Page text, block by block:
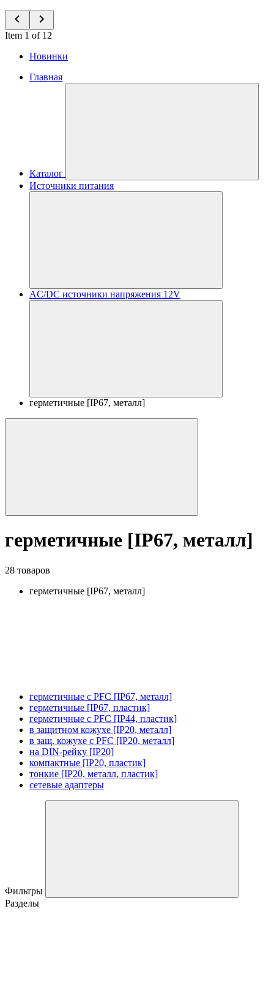
Item 1 of 12
Новинки
Главная
Каталог
Источники питания
AC/DC источники напряжения 12V
герметичные [IP67, металл]
герметичные [IP67, металл]
28 товаров
герметичные [IP67, металл]
герметичные с PFC [IP67, металл]
герметичные [IP67, пластик]
герметичные с PFC [IP44, пластик]
в защитном кожухе [IP20, металл]
в защ. кожухе с PFC [IP20, металл]
на DIN-рейку [IP20]
компактные [IP20, пластик]
тонкие [IP20, металл, пластик]
сетевые адаптеры
Фильтры
Разделы